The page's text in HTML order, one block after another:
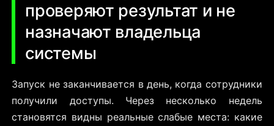
проверяют результат и не
назначают владельца
системы
Запуск не заканчивается в день, когда сотрудники
получили доступы. Через несколько недель
становятся видны реальные слабые места: какие